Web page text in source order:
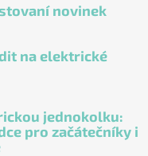
novinek
na elektrické
jednokolku:
pro začátečníky i